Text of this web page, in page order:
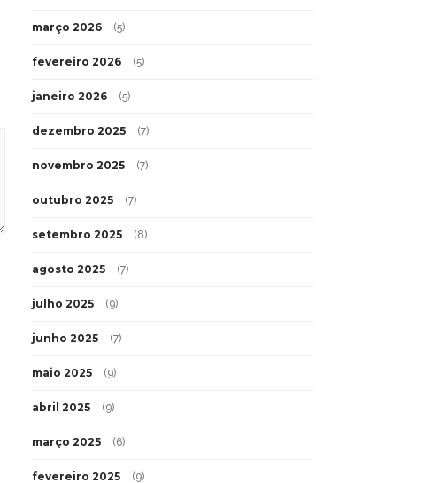
março 2026 (5)
fevereiro 2026 (5)
janeiro 2026 (5)
dezembro 2025 (7)
novembro 2025 (7)
outubro 2025 (7)
setembro 2025 (8)
agosto 2025 (7)
julho 2025 (9)
junho 2025 (7)
maio 2025 (9)
abril 2025 (9)
março 2025 (6)
fevereiro 2025 (9)